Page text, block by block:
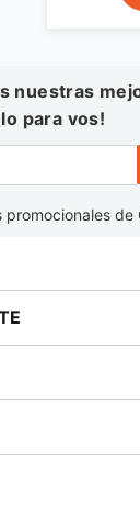
nuestras
para vos!
promocionales de